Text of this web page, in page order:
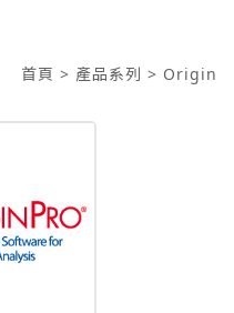
首頁 > 產品系列 > Origin